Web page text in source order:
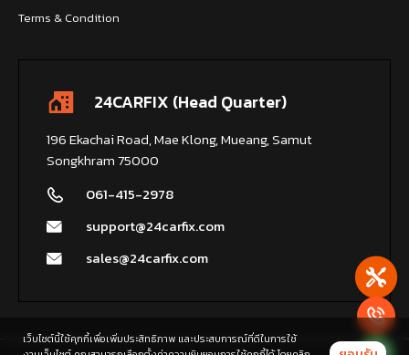
Terms & Condition
24CARFIX (Head Quarter)
196 Ekachai Road, Mae Klong, Mueang, Samut
Songkhram 75000
061-415-2978
support@24carfix.com
sales@24carfix.com
เว็บไซต์นี้ใช้คุกกี้เพื่อเพิ่มประสิทธิภาพ และประสบการณ์ที่ดีในการใช้